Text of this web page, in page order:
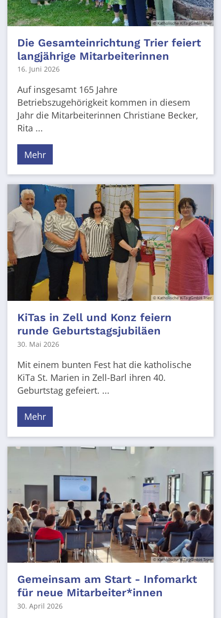
© Katholische KiTa gGmbH Trier
Die Gesamteinrichtung Trier feiert
langjährige Mitarbeiterinnen
16. Juni 2026
Auf insgesamt 165 Jahre
Betriebszugehörigkeit kommen in diesem
Jahr die Mitarbeiterinnen Christiane Becker,
Rita ...
Mehr
© Katholische KiTa gGmbH Trier
KiTas in Zell und Konz feiern
runde Geburtstagsjubiläen
30. Mai 2026
Mit einem bunten Fest hat die katholische
KiTa St. Marien in Zell-Barl ihren 40.
Geburtstag gefeiert. ...
Mehr
© Katholische KiTa gGmbH Trier
Gemeinsam am Start - Infomarkt
für neue Mitarbeiter*innen
30. April 2026